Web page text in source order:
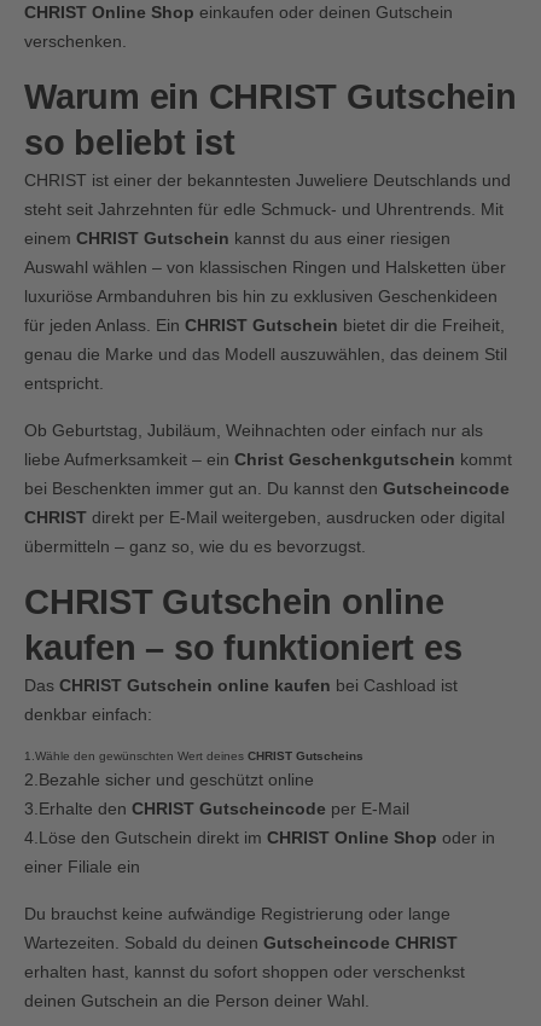
CHRIST Online Shop einkaufen oder deinen Gutschein
verschenken.
Warum ein CHRIST Gutschein
so beliebt ist
CHRIST ist einer der bekanntesten Juweliere Deutschlands und
steht seit Jahrzehnten für edle Schmuck- und Uhrentrends. Mit
einem CHRIST Gutschein kannst du aus einer riesigen
Auswahl wählen – von klassischen Ringen und Halsketten über
luxuriöse Armbanduhren bis hin zu exklusiven Geschenkideen
für jeden Anlass. Ein CHRIST Gutschein bietet dir die Freiheit,
genau die Marke und das Modell auszuwählen, das deinem Stil
entspricht.
Ob Geburtstag, Jubiläum, Weihnachten oder einfach nur als
liebe Aufmerksamkeit – ein Christ Geschenkgutschein kommt
bei Beschenkten immer gut an. Du kannst den Gutscheincode
CHRIST direkt per E-Mail weitergeben, ausdrucken oder digital
übermitteln – ganz so, wie du es bevorzugst.
CHRIST Gutschein online
kaufen – so funktioniert es
Das CHRIST Gutschein online kaufen bei Cashload ist
denkbar einfach:
1.Wähle den gewünschten Wert deines CHRIST Gutscheins
2.Bezahle sicher und geschützt online
3.Erhalte den CHRIST Gutscheincode per E-Mail
4.Löse den Gutschein direkt im CHRIST Online Shop oder in
einer Filiale ein
Du brauchst keine aufwändige Registrierung oder lange
Wartezeiten. Sobald du deinen Gutscheincode CHRIST
erhalten hast, kannst du sofort shoppen oder verschenkst
deinen Gutschein an die Person deiner Wahl.